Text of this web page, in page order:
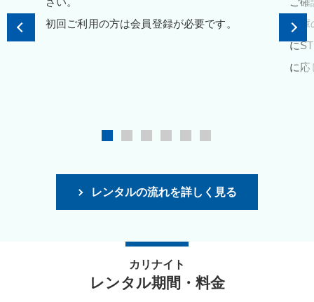
初回ご利用の方は会員登録が必要です。
在
に
に応
レンタルの流れを詳しく見る
カリナイト
レンタル期間・料金